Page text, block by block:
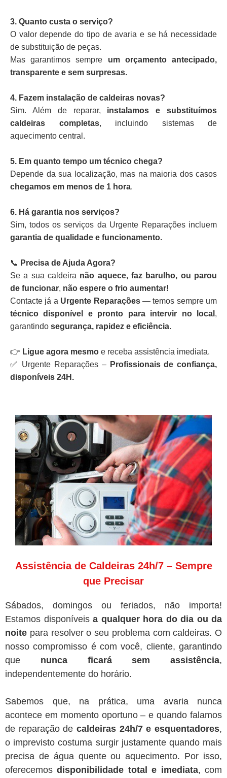
3. Quanto custa o serviço?
O valor depende do tipo de avaria e se há necessidade
de substituição de peças.
Mas garantimos sempre um orçamento antecipado,
transparente e sem surpresas.
4. Fazem instalação de caldeiras novas?
Sim. Além de reparar, instalamos e substituímos
caldeiras completas, incluindo sistemas de
aquecimento central.
5. Em quanto tempo um técnico chega?
Depende da sua localização, mas na maioria dos casos
chegamos em menos de 1 hora.
6. Há garantia nos serviços?
Sim, todos os serviços da Urgente Reparações incluem
garantia de qualidade e funcionamento.
📞 Precisa de Ajuda Agora?
Se a sua caldeira não aquece, faz barulho, ou parou
de funcionar, não espere o frio aumentar!
Contacte já a Urgente Reparações— temos sempre um
técnico disponível e pronto para intervir no local ,
garantindo segurança, rapidez e eficiência.
👉 Ligue agora mesmo e receba assistência imediata.
✅ Urgente Reparações – Profissionais de confiança,
disponíveis 24H.
Assistência de Caldeiras 24h/7 – Sempre
que Precisar
Sábados, domingos ou feriados, não importa!
Estamos disponíveis a qualquer hora do dia ou da
noite para resolver o seu problema com caldeiras. O
nosso compromisso é com você, cliente, garantindo
que nunca ficará sem assistência,
independentemente do horário.
Sabemos que, na prática, uma avaria nunca
acontece em momento oportuno – e quando falamos
de reparação de caldeiras 24h/7 e esquentadores,
o imprevisto costuma surgir justamente quando mais
precisa de água quente ou aquecimento. Por isso,
oferecemosdisponibilidade total e imediata, com